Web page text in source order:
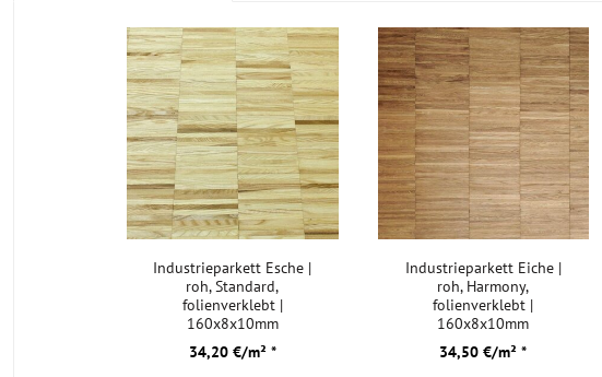
Industrieparkett Esche |
roh, Standard,
folienverklebt |
160x8x10mm
34,20 €/m² *
Industrieparkett Eiche |
roh, Harmony,
folienverklebt |
160x8x10mm
34,50 €/m² *